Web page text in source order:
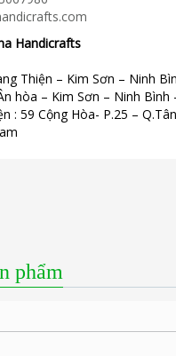
Handicrafts
Thiện – Kim Sơn – Ninh
hòa – Kim Sơn – Ninh Bình
: 59 Cộng Hòa- P.25 –
phẩm